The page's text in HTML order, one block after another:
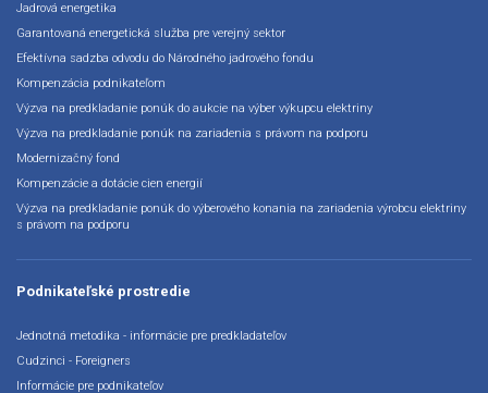
Jadrová energetika
Garantovaná energetická služba pre verejný sektor
Efektívna sadzba odvodu do Národného jadrového fondu
Kompenzácia podnikateľom
Výzva na predkladanie ponúk do aukcie na výber výkupcu elektriny
Výzva na predkladanie ponúk na zariadenia s právom na podporu
Modernizačný fond
Kompenzácie a dotácie cien energií
Výzva na predkladanie ponúk do výberového konania na zariadenia výrobcu elektriny
s právom na podporu
Podnikateľské prostredie
Jednotná metodika - informácie pre predkladateľov
Cudzinci - Foreigners
Informácie pre podnikateľov